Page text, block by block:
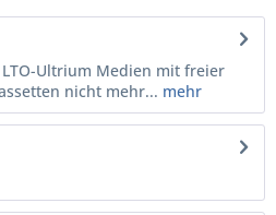
Ultrium Medien mit freier
nicht mehr... mehr